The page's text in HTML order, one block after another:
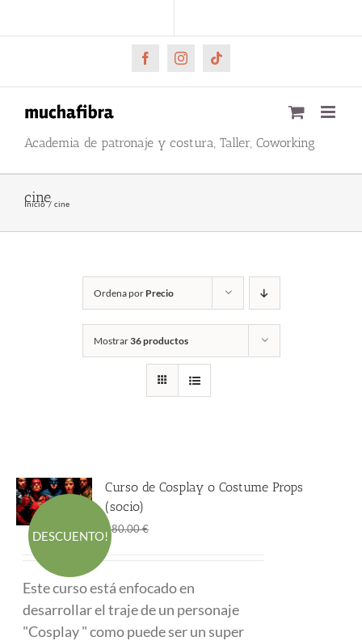
al
FacebookInstagramTiktok
Academia de patronaje y costura, Taller, Coworking
cine
Inicio cine
Ordena por Precio
Mostrar36 productos
DESCUENTO!
Curso de Cosplay o Costume Props
(socio)
480.00€
era:
480.00 €.290.00 €.
Este curso está enfocado en
desarrollar el traje de un personaje
"Cosplay " como puede ser un super